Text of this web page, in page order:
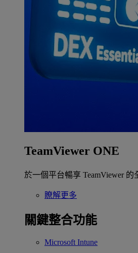
TeamViewer ONE
於一個平台暢享 TeamViewer 的
瞭解更多
關鍵整合功能
Microsoft Intune